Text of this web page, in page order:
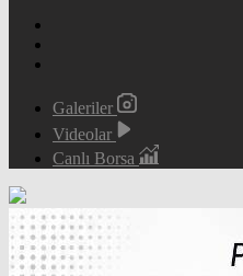
Galeriler
Videolar
Canlı Borsa